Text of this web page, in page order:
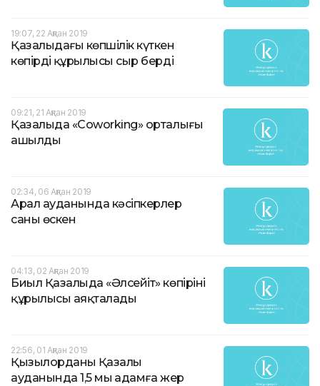
19:07, 22 Ақпан 2019
Қазалыдағы көпшілік күткен
көпірдің құрылысы сыр берді
09:21, 21 Ақпан 2019
Қазалыда «Coworking» орталығы
ашылды
02:34, 06 Ақпан 2019
Арал ауданында кәсіпкерлер
саны өскен
04:13, 02 Ақпан 2019
Биыл Қазалыда «Әлсейіт» көпірінің
құрылысы аяқталады
22:56, 01 Ақпан 2019
Қызылорданың Қазалы
ауданында 1,5 мың адамға жер